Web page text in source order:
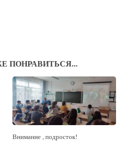
ПОНРАВИТЬСЯ...
Внимание , подросток!